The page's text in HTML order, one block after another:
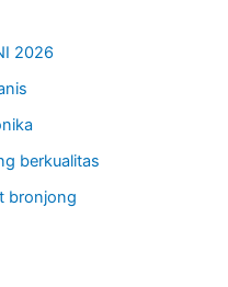
2026
berkualitas
bronjong